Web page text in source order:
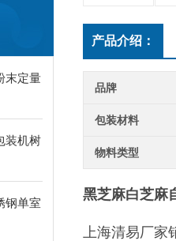
末定量
装机树
钢单室
产品介绍：
品牌
包装材料
物料类型
黑芝麻白芝麻
上海清易厂家